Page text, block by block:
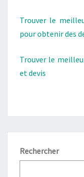
Trouver le
pour obtenir des
Trouver le
et devis
Rechercher